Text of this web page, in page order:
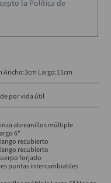
la Política de
Ancho:3cm Largo:11cm
por vida útil
abreanillos múltiple
6"
recubierto
recubierto
forjado
puntas intercambiables